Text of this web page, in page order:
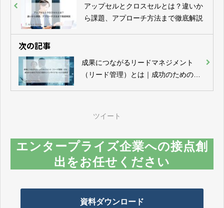
アップセルとクロスセルとは？違いか
ら課題、アプローチ方法まで徹底解説
次の記事
成果につながるリードマネジメント
（リード管理）とは｜成功のためのプ
ツイート
エンタープライズ企業への接点創
出をお任せください
資料ダウンロード